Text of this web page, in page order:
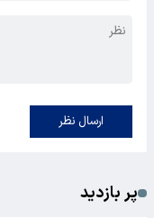
ارسال نظر
پر بازدید